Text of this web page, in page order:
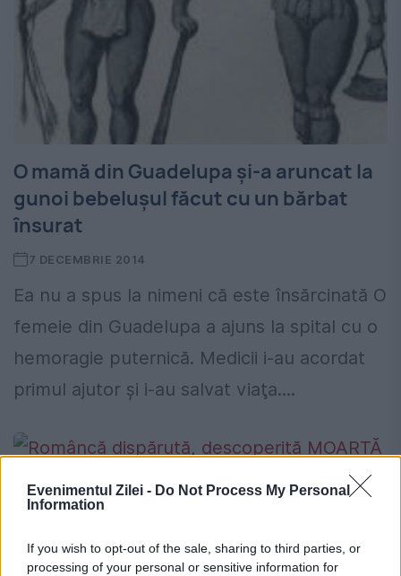
Evenimentul Zilei - Do Not Process My Personal
Information
If you wish to opt-out of the sale, sharing to third parties, or
processing of your personal or sensitive information for
O mamă din Guadelupa şi-a aruncat la
gunoi bebeluşul făcut cu un bărbat
însurat
7 DECEMBRIE 2014
Ea nu a spus la nimeni că este însărcinată O
femeie din Guadelupa a ajuns la spital cu o
hemoragie puternică. Medicii i-au acordat
primul ajutor şi i-au salvat viaţa....
MOARTĂ într-o pubelă din Marea